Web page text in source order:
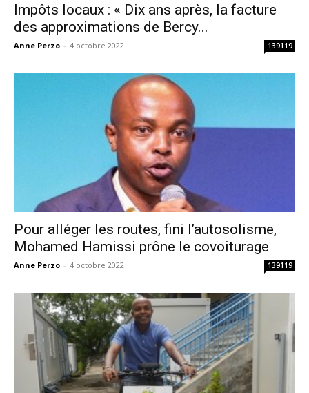
Impôts locaux : « Dix ans après, la facture
des approximations de Bercy...
Anne Perzo - 4 octobre 2022 139119
Pour alléger les routes, fini l’autosolisme,
Mohamed Hamissi prône le covoiturage
Anne Perzo - 4 octobre 2022 139119